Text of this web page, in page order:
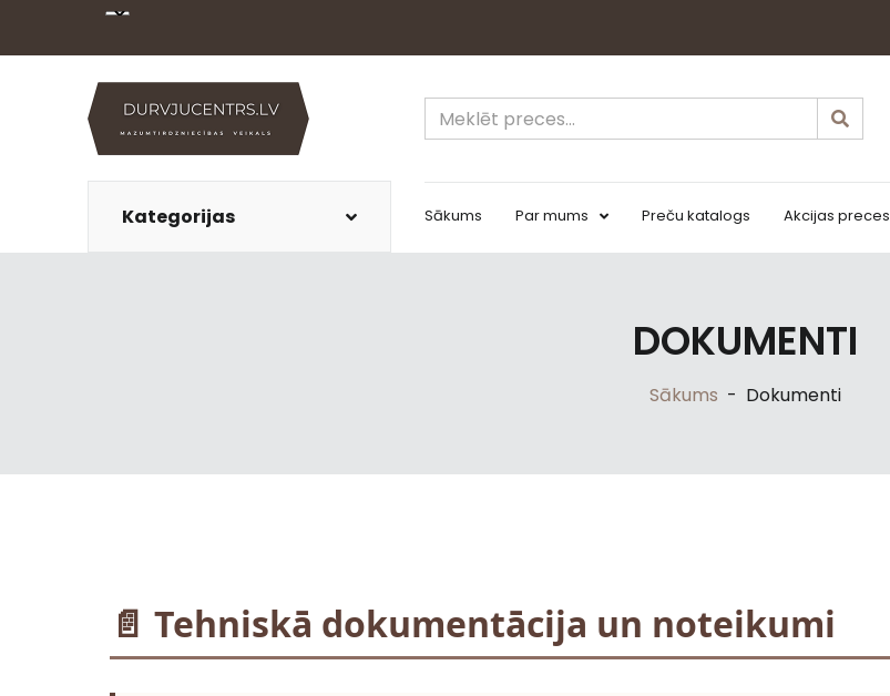
Kategorijas Sākums Par mums Preču katalogs Akcijas preces
DOKUMENTI
Sākums - Dokumenti
📄 Tehniskā dokumentācija un noteikumi